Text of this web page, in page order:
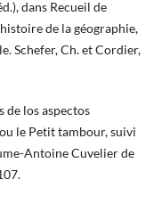
dans Recueil de
de la géographie,
Schefer, Ch. et Cordier,
de los aspectos
le Petit tambour, suivi
Antoine Cuvelier de